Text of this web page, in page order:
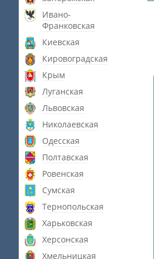
Ивано-
Франковская
Киевская
Кировоградская
Крым
Луганская
Львовская
Николаевская
Одесская
Полтавская
Ровенская
Сумская
Тернопольская
Харьковская
Херсонская
Хмельницкая